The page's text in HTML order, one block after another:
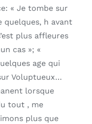
« Je tombe sur
quelques, h avant
plus affleures
cas »; «
age qui
Voluptueux…
lorsque
tout , me
plus que